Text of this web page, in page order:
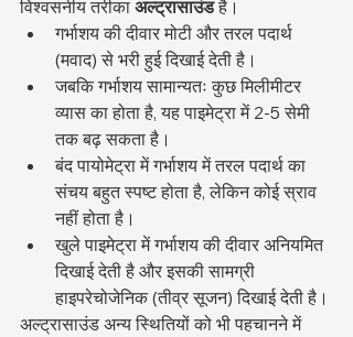
विश्वसनीय तरीका अल्ट्रासाउंड है।
गर्भाशय की दीवार मोटी और तरल पदार्थ
(मवाद) से भरी हुई दिखाई देती है।
जबकि गर्भाशय सामान्यतः कुछ मिलीमीटर
व्यास का होता है, यह पाइमेट्रा में 2-5 सेमी
तक बढ़ सकता है।
बंद पायोमेट्रा में गर्भाशय में तरल पदार्थ का
संचय बहुत स्पष्ट होता है, लेकिन कोई स्राव
नहीं होता है।
खुले पाइमेट्रा में गर्भाशय की दीवार अनियमित
दिखाई देती है और इसकी सामग्री
हाइपरेचोजेनिक (तीव्र सूजन) दिखाई देती है।
अल्ट्रासाउंड अन्य स्थितियों को भी पहचानने में